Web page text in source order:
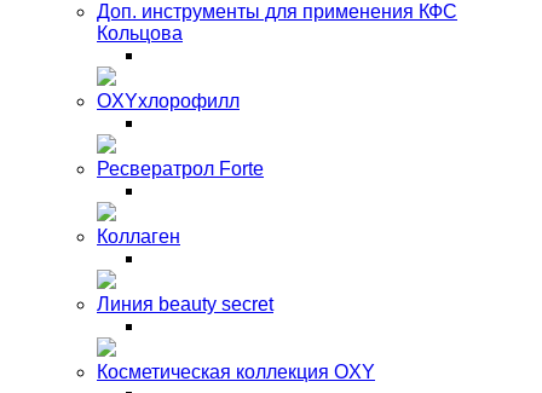
Доп. инструменты для применения КФС
Кольцова
OXYхлорофилл
Ресвератрол Forte
Коллаген
Линия beauty secret
Косметическая коллекция OXY